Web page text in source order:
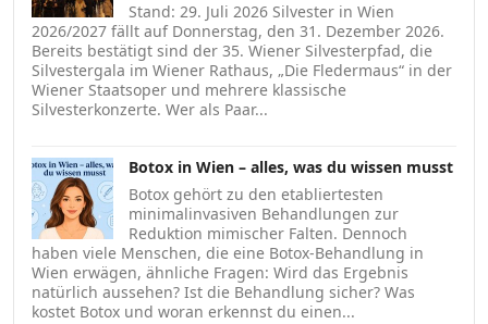
Stand: 29. Juli 2026 Silvester in Wien
2026/2027 fällt auf Donnerstag, den 31. Dezember 2026.
Bereits bestätigt sind der 35. Wiener Silvesterpfad, die
Silvestergala im Wiener Rathaus, „Die Fledermaus“ in der
Wiener Staatsoper und mehrere klassische
Silvesterkonzerte. Wer als Paar...
Botox in Wien – alles, was du wissen musst
Botox gehört zu den etabliertesten
minimalinvasiven Behandlungen zur
Reduktion mimischer Falten. Dennoch
haben viele Menschen, die eine Botox-Behandlung in
Wien erwägen, ähnliche Fragen: Wird das Ergebnis
natürlich aussehen? Ist die Behandlung sicher? Was
kostet Botox und woran erkennst du einen...